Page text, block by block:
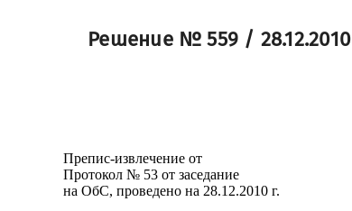
Решение № 559 / 28.12.2010
Препис-извлечение от
Протокол № 53 от заседание
на ОбС, проведено на 28.12.2010 г.